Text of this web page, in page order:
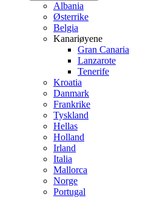
Albania
Østerrike
Belgia
Kanariøyene
Gran Canaria
Lanzarote
Tenerife
Kroatia
Danmark
Frankrike
Tyskland
Hellas
Holland
Irland
Italia
Mallorca
Norge
Portugal